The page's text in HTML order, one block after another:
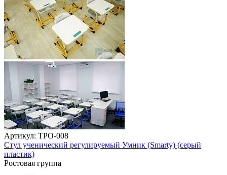
Артикул: ТРО-008
Стул ученический регулируемый Умник (Smarty) (серый
пластик)
Ростовая группа